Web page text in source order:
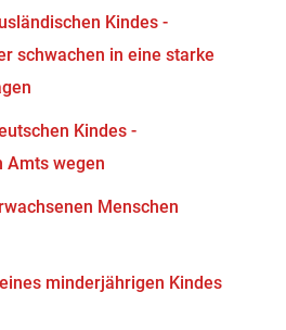
Kindes -
schwachen in eine starke
Kindes -
Amts wegen
Menschen
minderjährigen Kindes